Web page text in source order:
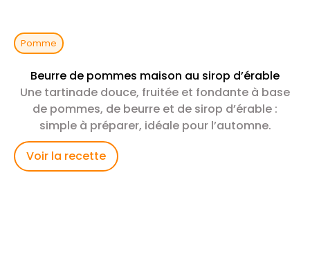
Pomme
Beurre de pommes maison au sirop d’érable
Une tartinade douce, fruitée et fondante à base
de pommes, de beurre et de sirop d’érable :
simple à préparer, idéale pour l’automne.
Voir la recette